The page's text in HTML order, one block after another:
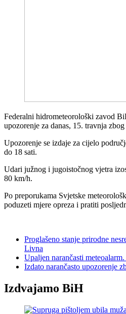
Federalni hidrometeorološki zavod
upozorenje za danas, 15. travnja
Upozorenje se izdaje za cijelo
do 18 sati.
Udari južnog i jugoistočnog vjetra
80 km/h.
Po preporukama Svjetske
poduzeti mjere opreza i pratiti
Proglašeno stanje prirodne
Livna
Upaljen narančasti
Izdato narančasto upozorenje
Izdvajamo BiH